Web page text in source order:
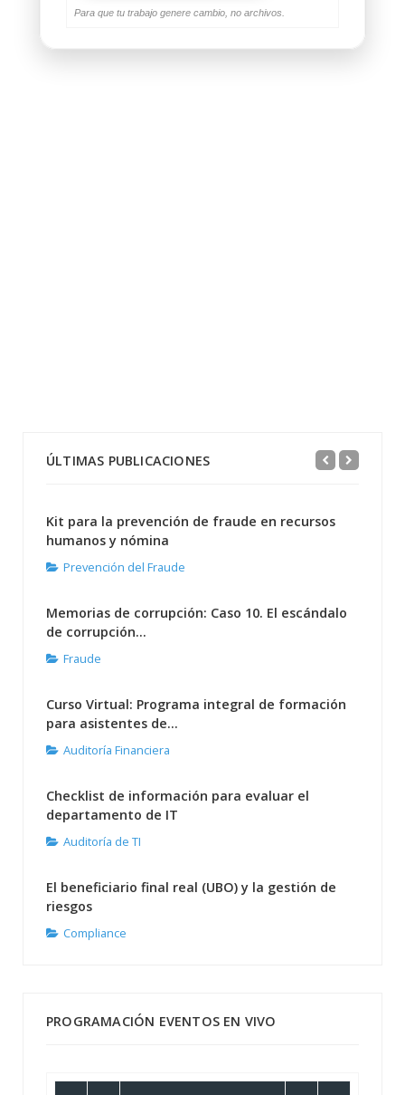
Para que tu trabajo genere cambio, no archivos.
ÚLTIMAS PUBLICACIONES
Kit para la prevención de fraude en recursos
humanos y nómina
Prevención del Fraude
Memorias de corrupción: Caso 10. El escándalo
de corrupción...
Fraude
Curso Virtual: Programa integral de formación
para asistentes de...
Auditoría Financiera
Checklist de información para evaluar el
departamento de IT
Auditoría de TI
El beneficiario final real (UBO) y la gestión de
riesgos
Compliance
PROGRAMACIÓN EVENTOS EN VIVO